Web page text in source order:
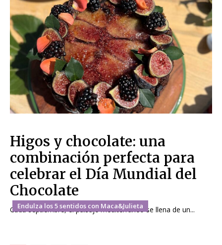
Endulza los 5 sentidos con Maca&Julieta
Higos y chocolate: una
combinación perfecta para
celebrar el Día Mundial del
Chocolate
Cada septiembre, el paisaje mediterráneo se llena de un...